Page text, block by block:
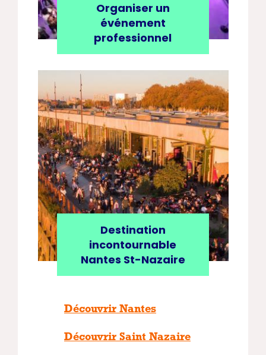
Organiser un
événement
professionnel
Destination
incontournable
Nantes St-Nazaire
Découvrir Nantes
Découvrir Saint Nazaire